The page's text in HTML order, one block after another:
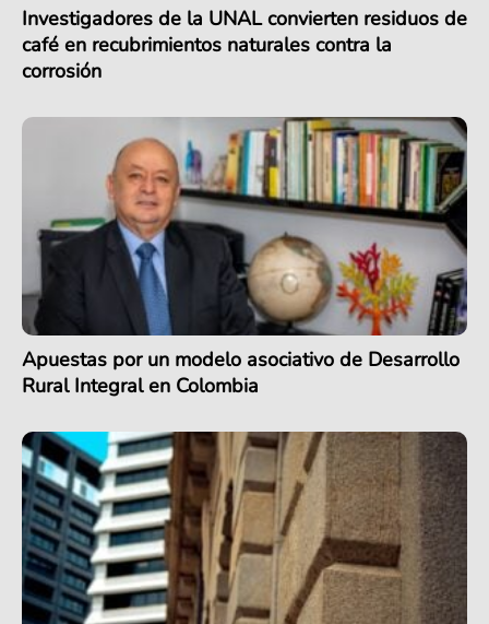
Investigadores de la UNAL convierten residuos de
café en recubrimientos naturales contra la
corrosión
Apuestas por un modelo asociativo de Desarrollo
Rural Integral en Colombia